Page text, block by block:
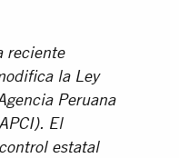
reciente
la Ley
Peruana
El
estatal